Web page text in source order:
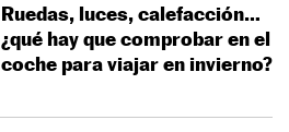
Ruedas, luces, calefacción…
¿qué hay que comprobar en el
coche para viajar en invierno?